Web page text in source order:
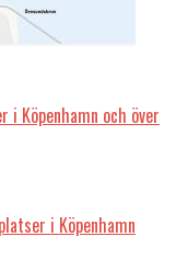
Köpenhamn och över
i Köpenhamn